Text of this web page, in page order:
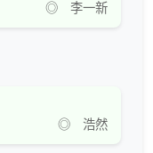
◎ 李一新
◎ 浩然